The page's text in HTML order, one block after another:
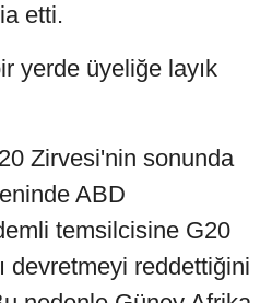
etti.
yerde üyeliğe layık
Zirvesi'nin sonunda
ABD
temsilcisine G20
devretmeyi reddettiğini